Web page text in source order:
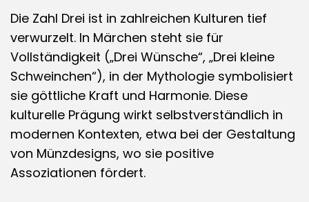
Die Zahl Drei ist in zahlreichen Kulturen tief
verwurzelt. In Märchen steht sie für
Vollständigkeit („Drei Wünsche“, „Drei kleine
Schweinchen“), in der Mythologie symbolisiert
sie göttliche Kraft und Harmonie. Diese
kulturelle Prägung wirkt selbstverständlich in
modernen Kontexten, etwa bei der Gestaltung
von Münzdesigns, wo sie positive
Assoziationen fördert.